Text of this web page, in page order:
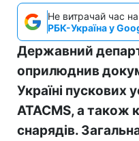
Не витрачай час
РБК-Україна у
Державний
оприлюднив
Україні пускових
ATACMS, а також
снарядів.